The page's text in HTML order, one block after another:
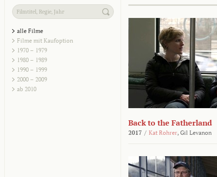
alle Filme
Filme mit Kaufoption
1970 – 1979
1980 – 1989
1990 – 1999
2000 – 2009
ab 2010
Back to the Fatherland
2017 / Kat Rohrer, Gil Levanon